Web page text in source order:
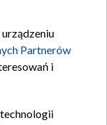
Partnerów
i